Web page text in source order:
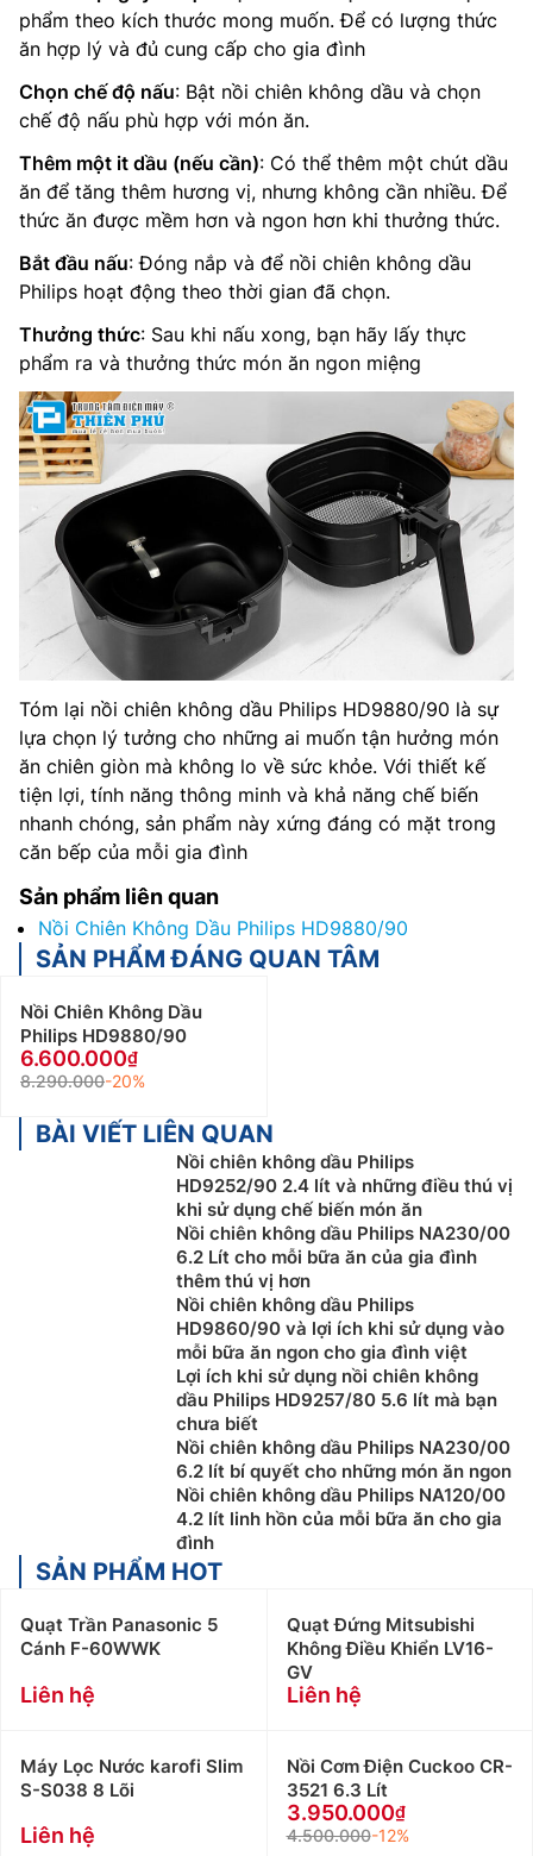
phẩm theo kích thước mong muốn. Để có lượng thức
ăn hợp lý và đủ cung cấp cho gia đình
Chọn chế độ nấu: Bật nồi chiên không dầu và chọn
chế độ nấu phù hợp với món ăn.
Thêm một it dầu (nếu cần): Có thể thêm một chút dầu
ăn để tăng thêm hương vị, nhưng không cần nhiều. Để
thức ăn được mềm hơn và ngon hơn khi thưởng thức.
Bắt đầu nấu: Đóng nắp và để nồi chiên không dầu
Philips hoạt động theo thời gian đã chọn.
Thưởng thức: Sau khi nấu xong, bạn hãy lấy thực
phẩm ra và thưởng thức món ăn ngon miệng
Tóm lại nồi chiên không dầu Philips HD9880/90 là sự
lựa chọn lý tưởng cho những ai muốn tận hưởng món
ăn chiên giòn mà không lo về sức khỏe. Với thiết kế
tiện lợi, tính năng thông minh và khả năng chế biến
nhanh chóng, sản phẩm này xứng đáng có mặt trong
căn bếp của mỗi gia đình
Sản phẩm liên quan
Nồi Chiên Không Dầu Philips HD9880/90
SẢN PHẨM ĐÁNG QUAN TÂM
Nồi Chiên Không Dầu
Philips HD9880/90
6.600.000
8.290.000-20%
BÀI VIẾT LIÊN QUAN
Nồi chiên không dầu Philips
HD9252/90 2.4 lít và những điều thú vị
khi sử dụng chế biến món ăn
Nồi chiên không dầu Philips NA230/00
6.2 Lít cho mỗi bữa ăn của gia đình
thêm thú vị hơn
Nồi chiên không dầu Philips
HD9860/90 và lợi ích khi sử dụng vào
mỗi bữa ăn ngon cho gia đình việt
Lợi ích khi sử dụng nồi chiên không
dầu Philips HD9257/80 5.6 lít mà bạn
chưa biết
Nồi chiên không dầu Philips NA230/00
6.2 lít bí quyết cho những món ăn ngon
Nồi chiên không dầu Philips NA120/00
4.2 lít linh hồn của mỗi bữa ăn cho gia
đình
SẢN PHẨM HOT
Quạt Trần Panasonic 5
Cánh F-60WWK
Liên hệ
Quạt Đứng Mitsubishi
Không Điều Khiển LV16-
GV
Liên hệ
Máy Lọc Nước karofi Slim
S-S038 8 Lõi
Liên hệ
Nồi Cơm Điện Cuckoo CR-
3521 6.3 Lít
3.950.000
4.500.000-12%